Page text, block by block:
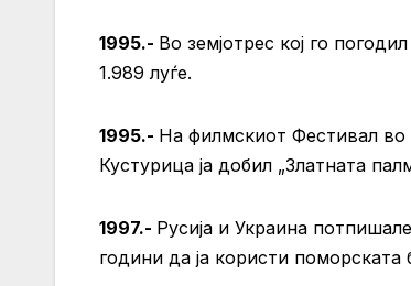
1995.- Во земјотрес кој го
1.989 луѓе.
1995.- На филмскиот Фестивал во
Кустурица ја добил „Златната
1997.- Русија и Украина
години да ја користи